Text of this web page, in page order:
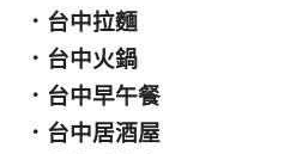
． 台中拉麵
． 台中火鍋
． 台中早午餐
． 台中居酒屋